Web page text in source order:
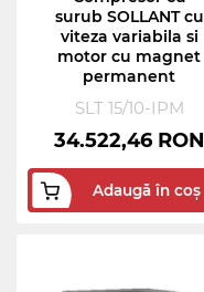
surub SOLLANT cu
viteza variabila si
motor cu magnet
permanent
SLT 15/10-IPM
34.522,46 RON
Adaugă în coș